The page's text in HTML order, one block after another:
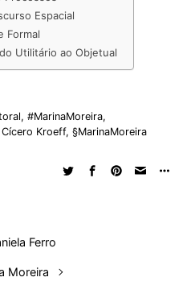
Espacial
Formal
Utilitário ao Objetual
,#MarinaMoreira,
Kroeff, §MarinaMoreira
Ferro
Moreira